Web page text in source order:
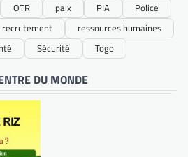
OTR paix PIA
Police
recrutement
ressources humaines
Sécurité Togo
DU MONDE